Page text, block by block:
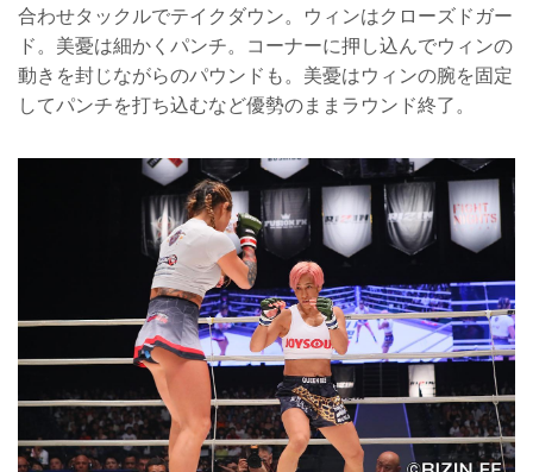
合わせタックルでテイクダウン。ウィンはクローズドガー
ド。美憂は細かくパンチ。コーナーに押し込んでウィンの
動きを封じながらのパウンドも。美憂はウィンの腕を固定
してパンチを打ち込むなど優勢のままラウンド終了。